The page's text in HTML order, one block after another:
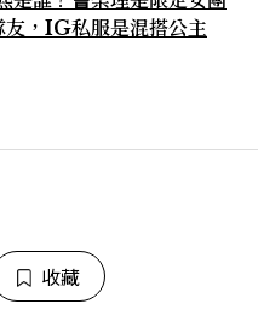
，IG私服是混搭公主
收藏